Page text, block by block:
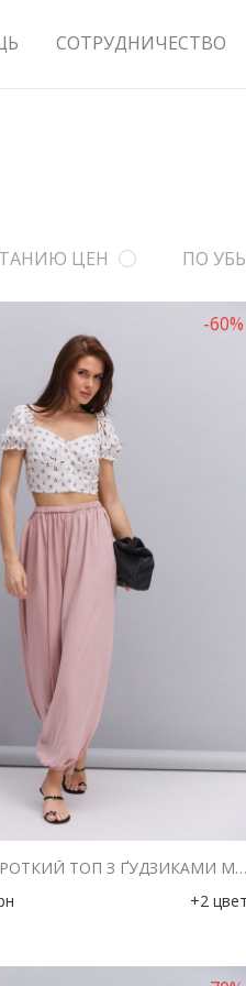
СОТРУДНИЧЕСТВО
ЦЕН ПО
-60%
ЖІНОЧИЙ КОРОТКИЙ ТОП З ҐУДЗИКАМИ МОЛОЧНИЙ З ЧЕРВОНИМ КВІТКОВИМ ВІЗЕРУНКОМ
+2